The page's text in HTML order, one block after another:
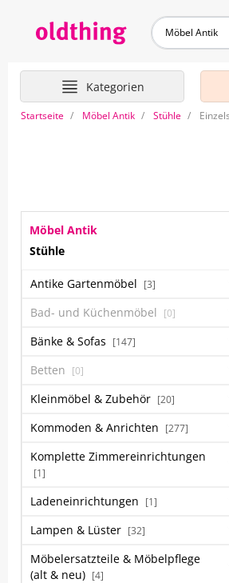
Möbel Antik
Kategorien
Startseite Möbel Antik Stühle
Möbel Antik
Stühle
Antike Gartenmöbel [3]
Bad- und Küchenmöbel [0]
Bänke & Sofas [147]
Betten [0]
Kleinmöbel & Zubehör [20]
Kommoden & Anrichten [277]
Komplette Zimmereinrichtungen
[1]
Ladeneinrichtungen [1]
Lampen & Lüster [32]
Möbelersatzteile & Möbelpflege
(alt & neu) [4]